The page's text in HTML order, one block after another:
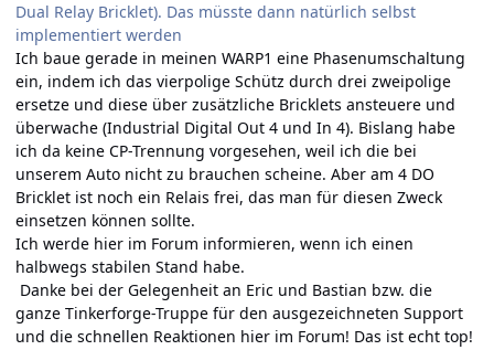
Dual Relay Bricklet). Das müsste dann natürlich selbst
implementiert werden
Ich baue gerade in meinen WARP1 eine Phasenumschaltung
ein, indem ich das vierpolige Schütz durch drei zweipolige
ersetze und diese über zusätzliche Bricklets ansteuere und
überwache (Industrial Digital Out 4 und In 4). Bislang habe
ich da keine CP-Trennung vorgesehen, weil ich die bei
unserem Auto nicht zu brauchen scheine. Aber am 4 DO
Bricklet ist noch ein Relais frei, das man für diesen Zweck
einsetzen können sollte.
Ich werde hier im Forum informieren, wenn ich einen
halbwegs stabilen Stand habe.
Danke bei der Gelegenheit an Eric und Bastian bzw. die
ganze Tinkerforge-Truppe für den ausgezeichneten Support
und die schnellen Reaktionen hier im Forum! Das ist echt top!